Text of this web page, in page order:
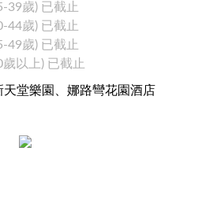
39歲) 已截止
44歲) 已截止
49歲) 已截止
以上) 已截止
堂樂園、娜路彎花園酒店